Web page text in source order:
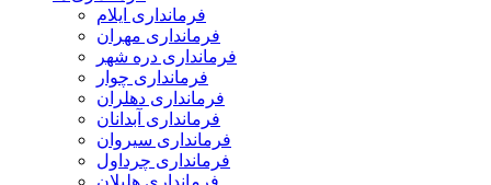
فرمانداری ایلام
فرمانداری مهران
فرمانداری دره شهر
فرمانداری چوار
فرمانداری دهلران
فرمانداری آبدانان
فرمانداری سیروان
فرمانداری چرداول
فرمانداری هلیلان